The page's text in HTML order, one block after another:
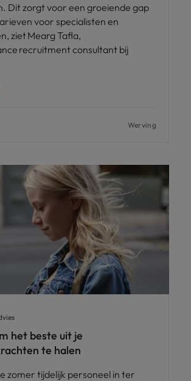
Dit zorgt voor een groeiende gap
voor specialisten en
ziet Mearg Tafla,
recruitment consultant bij
Werving
het beste uit je
te halen
zomer tijdelijk personeel in ter